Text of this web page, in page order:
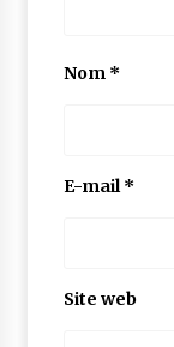
Nom *
E-mail*
Site web